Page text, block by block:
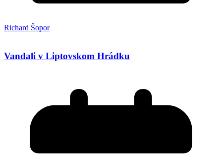
Richard Šopor
Vandali v Liptovskom Hrádku